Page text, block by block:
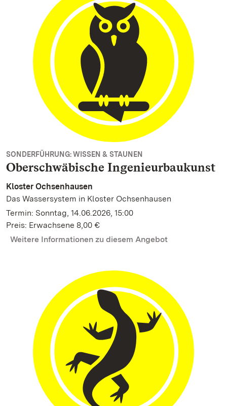
SONDERFÜHRUNG: WISSEN & STAUNEN
Oberschwäbische Ingenieurbaukunst
Kloster Ochsenhausen
Das Wassersystem in Kloster Ochsenhausen
Termin: Sonntag, 14.06.2026, 15:00
Preis: Erwachsene 8,00 €
Weitere Informationen zu diesem Angebot